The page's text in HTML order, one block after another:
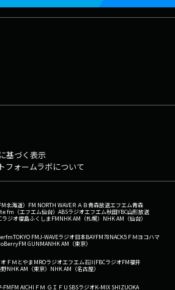
基づく表示
フォームラボについて
北海道） FM NORTH WAVEＲＡＢ青森放送エフエム青森
fm（エフエム仙台） ABSラジオエフエム秋田YBC山形放送
ラジオ福島ふくしまFMNHK AM（札幌） NHK AM（仙台）
TOKYO FMJ-WAVEラジオ日本BAYFM78NACK5 ＦＭヨコハマ
FM GUNMANHK AM（東京）
ＦＭとやまMROラジオエフエム石川FBCラジオFM福井
野NHK AM（東京） NHK AM（名古屋）
FMFM AICHI ＦＭ ＧＩＦＵ SBSラジオK-MIX SHIZUOKA